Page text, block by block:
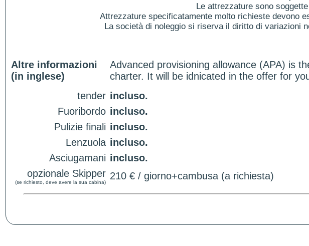
Le attrezzature sono
Attrezzature specificatamente molto richieste devono
La società di noleggio si riserva il diritto di variazioni
Altre informazioni
(in inglese)
Advanced provisioning allowance (APA) is
charter. It will be idnicated in the offer for
tender incluso.
Fuoribordo incluso.
Pulizie finali incluso.
Lenzuola incluso.
Asciugamani incluso.
opzionale Skipper
(se richiesto, deve avere la sua cabina)
210 € / giorno+cambusa (a richiesta)